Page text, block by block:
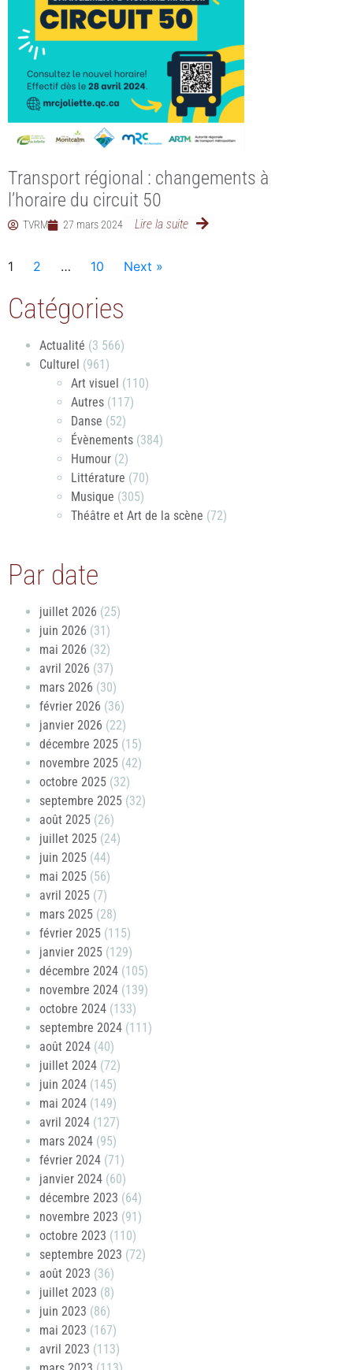
Transport régional : changements à
l’horaire du circuit 50
TVRM 27 mars 2024 Lire la suite
1 2 … 10 Next »
Catégories
Actualité (3 566)
Culturel (961)
Art visuel (110)
Autres (117)
Danse (52)
Évènements (384)
Humour (2)
Littérature (70)
Musique (305)
Théâtre et Art de la scène (72)
Par date
juillet 2026 (25)
juin 2026 (31)
mai 2026 (32)
avril 2026 (37)
mars 2026 (30)
février 2026 (36)
janvier 2026 (22)
décembre 2025 (15)
novembre 2025 (42)
octobre 2025 (32)
septembre 2025 (32)
août 2025 (26)
juillet 2025 (24)
juin 2025 (44)
mai 2025 (56)
avril 2025 (7)
mars 2025 (28)
février 2025 (115)
janvier 2025 (129)
décembre 2024 (105)
novembre 2024 (139)
octobre 2024 (133)
septembre 2024 (111)
août 2024 (40)
juillet 2024 (72)
juin 2024 (145)
mai 2024 (149)
avril 2024 (127)
mars 2024 (95)
février 2024 (71)
janvier 2024 (60)
décembre 2023 (64)
novembre 2023 (91)
octobre 2023 (110)
septembre 2023 (72)
août 2023 (36)
juillet 2023 (8)
juin 2023 (86)
mai 2023 (167)
avril 2023 (113)